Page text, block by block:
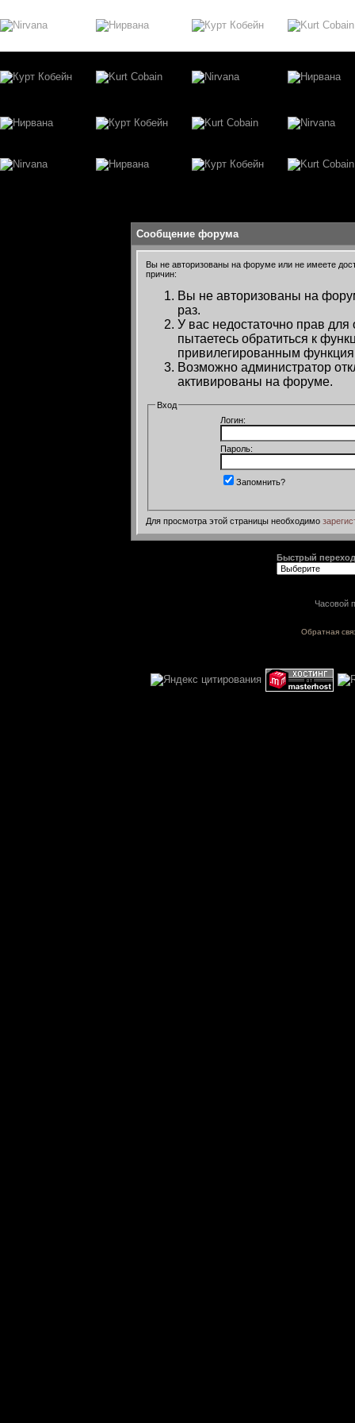
Сообщение форума
Вы не авторизованы на форуме или не имеете
причин:
Вы не авторизованы на
раз.
У вас недостаточно прав
пытаетесь обратиться к
привилегированным
Возможно администратор
активированы на форуме.
Вход
Логин:
Пароль:
Запомнить?
Для просмотра этой страницы необходимо
Быстрый переход
Часовой
Обратная